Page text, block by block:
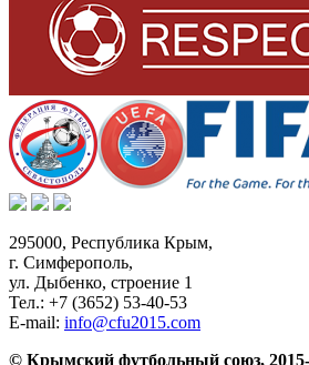
295000, Республика Крым,
г. Симферополь,
ул. Дыбенко, строение 1
Тел.: +7 (3652) 53-40-53
E-mail: info@cfu2015.com
© Крымский футбольный союз,